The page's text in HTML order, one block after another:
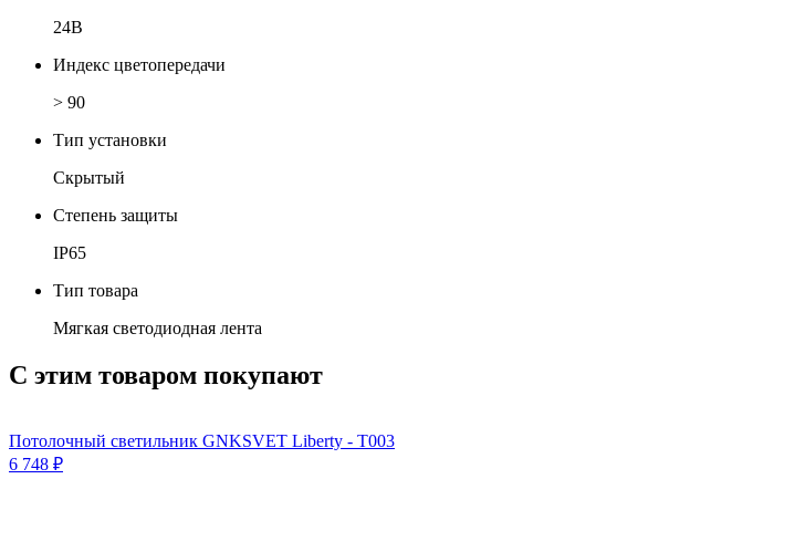
24В
Индекс цветопередачи
> 90
Тип установки
Скрытый
Степень защиты
IP65
Тип товара
Мягкая светодиодная лента
С этим товаром покупают
Потолочный светильник GNKSVET Liberty - T003
6 748 ₽